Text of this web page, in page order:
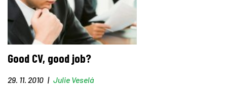
Good CV, good job?
29. 11. 2010 | Julie Veselá